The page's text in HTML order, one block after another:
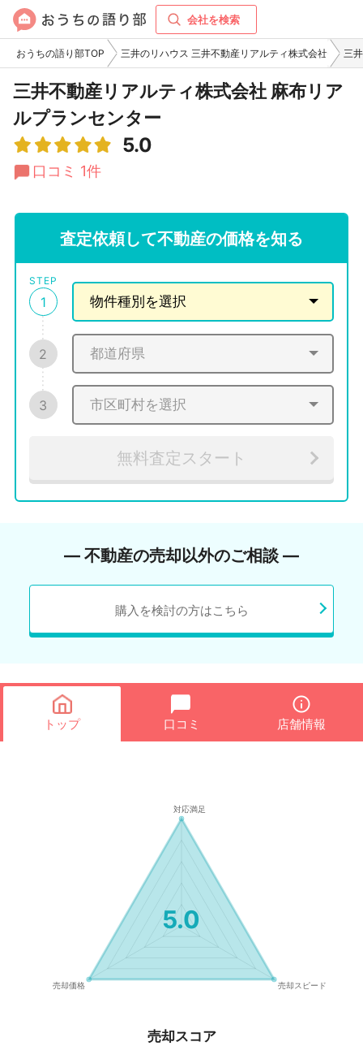
会社を検索
おうちの語り部TOP 三井のリハウス 三井不動産リアルティ株式会社 三
三井不動産リアルティ株式会社 麻布リア
ルプランセンター
5.0
口コミ 1件
査定依頼して不動産の価格を知る
STEP
1
2
3
無料査定スタート
― 不動産の売却以外のご相談 ―
購入を検討の方はこちら
トップ 口コミ 店舗情報
5.0
売却スコア